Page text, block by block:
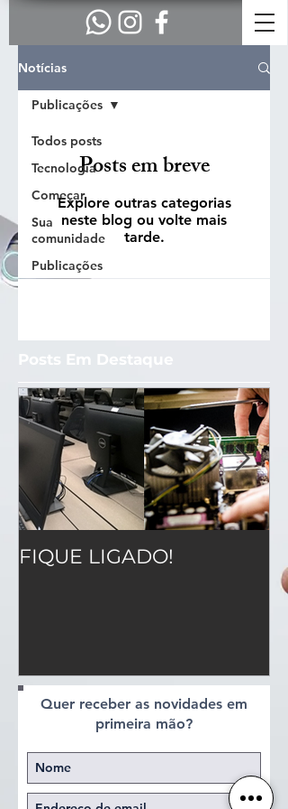
Notícias
Todos posts
Tecnologia
Começar
Sua
comunidade
Publicações
Publicações
Posts em breve
Explore outras categorias
neste blog ou volte mais
tarde.
Posts Em Destaque
FIQUE LIGADO!
Quer receber as novidades em
primeira mão?